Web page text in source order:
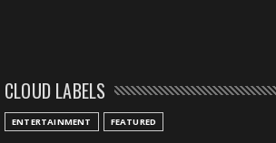
CLOUD LABELS
ENTERTAINMENT FEATURED